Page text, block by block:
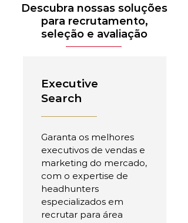
Descubra nossas soluções
para recrutamento,
seleção e avaliação
Executive
Search
Garanta os melhores
executivos de vendas e
marketing do mercado,
com o expertise de
headhunters
especializados em
recrutar para área